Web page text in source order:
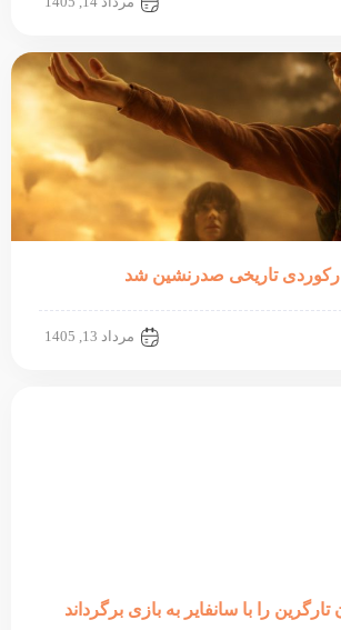
رکوردی تاریخی صدرنشین شد
مرداد 13, 1405
تارگرین را با سانفایر به بازی برگرداند